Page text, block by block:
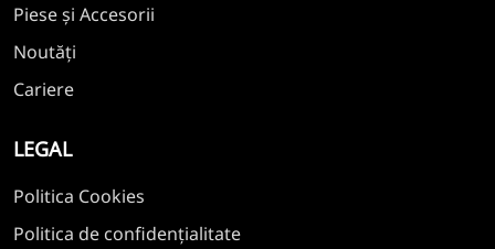
Piese și Accesorii
Noutăți
Cariere
LEGAL
Politica Cookies
Politica de confidențialitate